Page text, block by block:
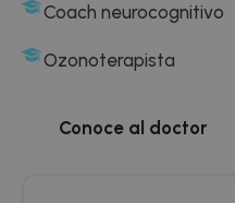
Coach neurocognitivo
Ozonoterapista
Conoce al doctor